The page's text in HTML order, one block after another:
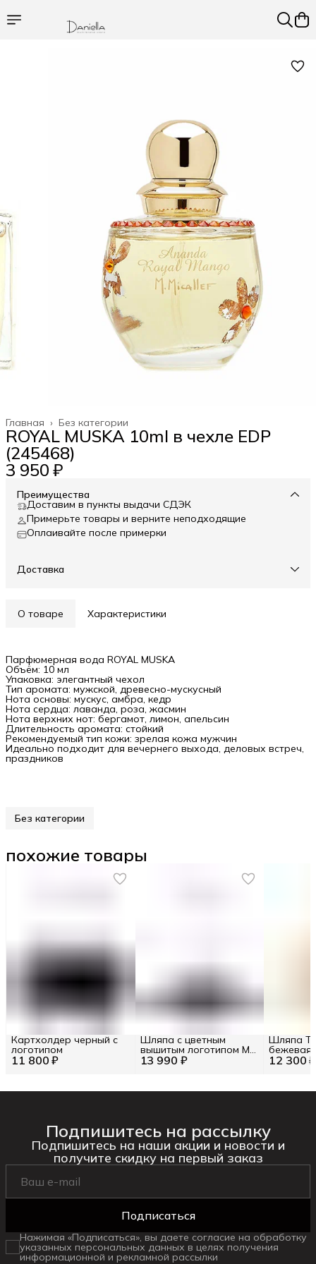
Без категории
Главная ›
ROYAL MUSKA 10ml в чехле EDP
(245468)
3 950 ₽
Преимущества
Доставим в пункты выдачи СДЭК
Примерьте товары и верните неподходящие
Оплаивайте после примерки
Доставка
О товаре Характеристики
Парфюмерная вода ROYAL MUSKA
Объём: 10 мл
Упаковка: элегантный чехол
Тип аромата: мужской, древесно-мускусный
Нота основы: мускус, амбра, кедр
Нота сердца: лаванда, роза, жасмин
Нота верхних нот: бергамот, лимон, апельсин
Длительность аромата: стойкий
Рекомендуемый тип кожи: зрелая кожа мужчин
Идеально подходит для вечернего выхода, деловых встреч,
праздников
Без категории
похожие товары
11 800 ₽
Картхолдер черный с
логотипом
13 990 ₽
Шляпа с цветным
вышитым логотипом M
INT / Цв. Чёрный 12 300 ₽
Шляпа
бежевая
Подпишитесь на рассылку
Подпишитесь на наши акции и новости и
получите скидку на первый заказ
Подписаться
Нажимая «Подписаться», вы даете согласие на обработку
указанных персональных данных в целях получения
информационной и рекламной рассылки